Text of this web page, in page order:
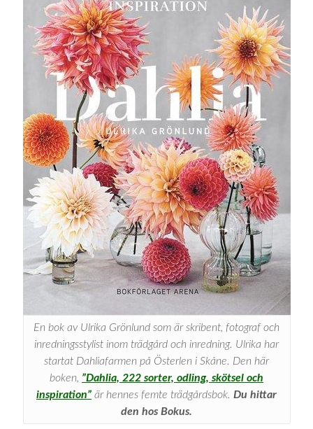
En bok av Ulrika Grönlund som är skribent, fotograf och
inredningsstylist inom trädgård och inredning. Ulrika har
startat Dahliafarmen på Österlen i Skåne. Den här
boken, ”Dahlia, 222 sorter, odling, skötsel och
inspiration” är hennes femte trädgårdsbok. Du hittar
den hos Bokus.